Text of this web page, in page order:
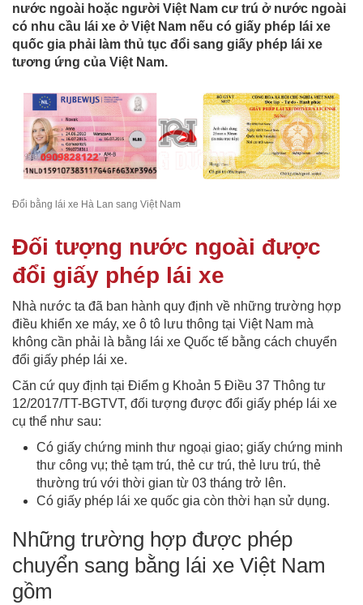
nước ngoài hoặc người Việt Nam cư trú ở nước ngoài
có nhu cầu lái xe ở Việt Nam nếu có giấy phép lái xe
quốc gia phải làm thủ tục đổi sang giấy phép lái xe
tương ứng của Việt Nam.
Đổi bằng lái xe Hà Lan sang Việt Nam
Đối tượng nước ngoài được
đổi giấy phép lái xe
Nhà nước ta đã ban hành quy định về những trường hợp
điều khiển xe máy, xe ô tô lưu thông tại Việt Nam mà
không cần phải là bằng lái xe Quốc tế bằng cách chuyển
đổi giấy phép lái xe.
Căn cứ quy định tại Điểm g Khoản 5 Điều 37 Thông tư
12/2017/TT-BGTVT, đối tượng được đổi giấy phép lái xe
cụ thể như sau:
Có giấy chứng minh thư ngoại giao; giấy chứng minh
thư công vụ; thẻ tạm trú, thẻ cư trú, thẻ lưu trú, thẻ
thường trú với thời gian từ 03 tháng trở lên.
Có giấy phép lái xe quốc gia còn thời hạn sử dụng.
Những trường hợp được phép
chuyển sang bằng lái xe Việt Nam
gồm